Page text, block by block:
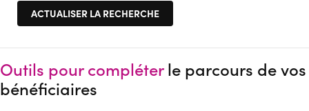
Outils pour compléterle parcours de vos
bénéficiaires